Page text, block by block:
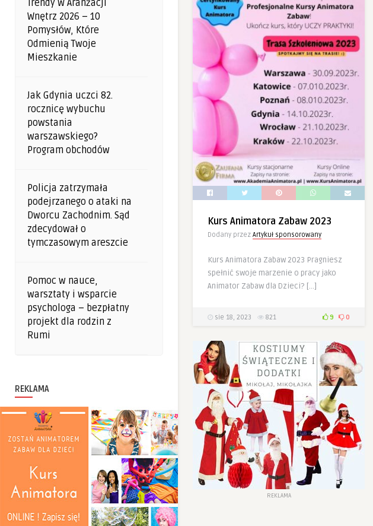
Trendy W Aranżacji
Wnętrz 2026 – 10
Pomysłów, Które
Odmienią Twoje
Mieszkanie
Jak Gdynia uczci 82.
rocznicę wybuchu
powstania
warszawskiego?
Program obchodów
Policja zatrzymała
podejrzanego o ataki na
Dworcu Zachodnim. Sąd
zdecydował o
tymczasowym areszcie
Pomoc w nauce,
warsztaty i wsparcie
psychologa – bezpłatny
projekt dla rodzin z
Rumi
REKLAMA
Kurs Animatora Zabaw 2023
Dodany przez Artykuł sponsorowany
Kurs Animatora Zabaw 2023 Pragniesz
spełnić swoje marzenie o pracy jako
Animator Zabaw dla Dzieci? […]
sie 18, 2023 821 9 0
REKLAMA